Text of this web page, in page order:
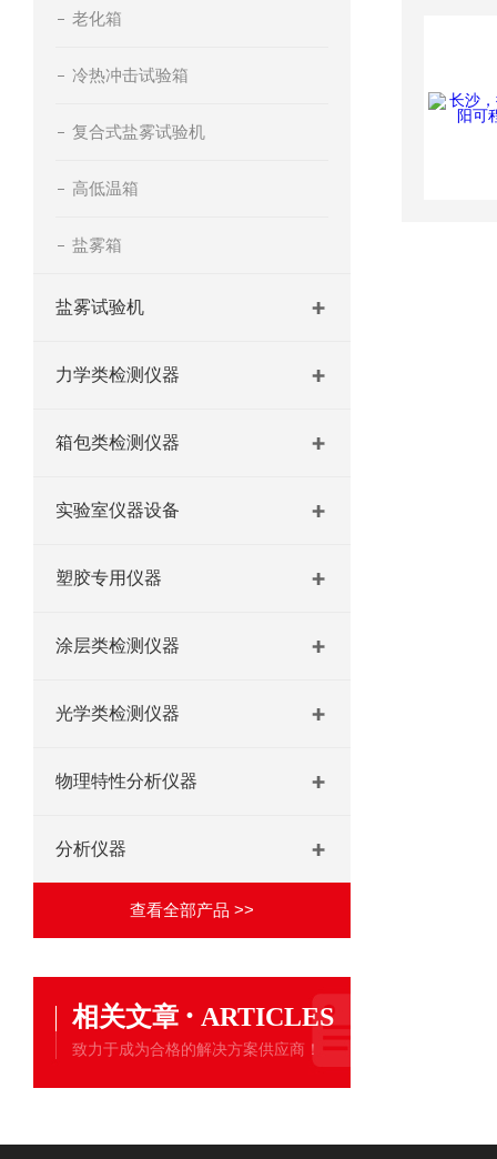
老化箱
冷热冲击试验箱
复合式盐雾试验机
高低温箱
盐雾箱
盐雾试验机
力学类检测仪器
箱包类检测仪器
实验室仪器设备
塑胶专用仪器
涂层类检测仪器
光学类检测仪器
物理特性分析仪器
分析仪器
查看全部产品 >>
相关文章 · ARTICLES
致力于成为合格的解决方案供应商！